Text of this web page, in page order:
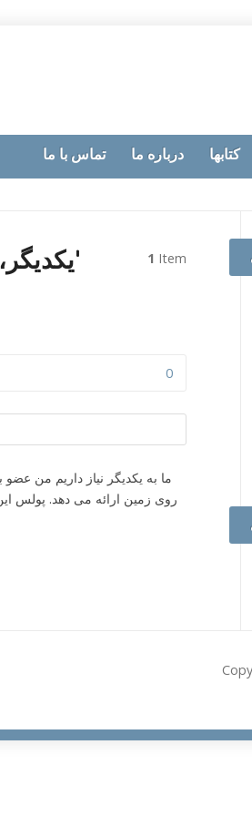
تماس با ما درباره ما کتابها
Posts tagged with ‘یکدیگر،عضو بدن ،مسیح’ 1 Item
0
روی زمین ارائه می دهد. پولس